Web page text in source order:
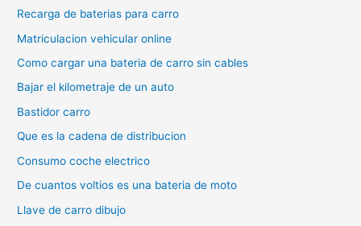
Recarga de baterias para carro
Matriculacion vehicular online
Como cargar una bateria de carro sin cables
Bajar el kilometraje de un auto
Bastidor carro
Que es la cadena de distribucion
Consumo coche electrico
De cuantos voltios es una bateria de moto
Llave de carro dibujo